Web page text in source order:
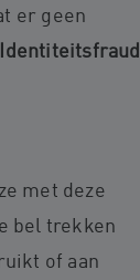
er geen
met deze
bel trekken
of aan